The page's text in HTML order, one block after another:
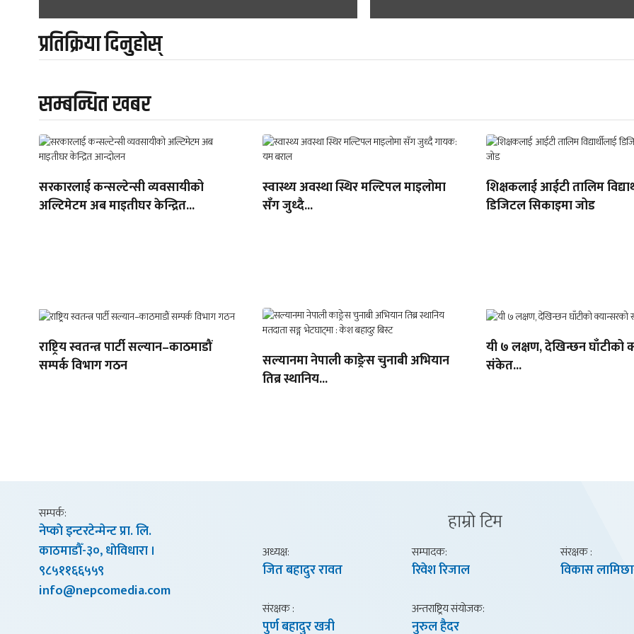
प्रतिक्रिया दिनुहोस्
सम्बन्धित खबर
सरकारलाई कन्सल्टेन्सी व्यवसायीको
अल्टिमेटम अब माइतीघर केन्द्रित...
स्वास्थ्य अवस्था स्थिर मल्टिपल माइलोमा
सँग जुध्दै...
शिक्षकलाई आईटी तालिम
डिजिटल सिकाइमा जोड
राष्ट्रिय स्वतन्त्र पार्टी सल्यान–काठमाडौं
सम्पर्क विभाग गठन
सल्यानमा नेपाली काङ्रेस चुनाबी अभियान
तिब्र स्थानिय...
यी ७ लक्षण, देखिन्छन घाँटीको
संकेत...
सम्पर्क:
नेप्काे इन्टरटेन्मेन्ट प्रा. लि.
काठमाडाैँ-३०, धाेविधारा ।
९८५११६६५५९
info@nepcomedia.com
हाम्राे टिम
अध्यक्ष:
जित बहादुर रावत
सम्पादक:
रिवेश रिजाल
संरक्षक :
विकास
संरक्षक :
पुर्ण बहादुर खत्री
अन्तराष्ट्रिय संयाेजक:
नुरुल हैदर